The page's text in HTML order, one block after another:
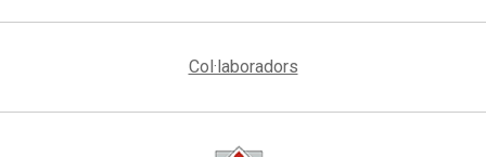
Col·laboradors